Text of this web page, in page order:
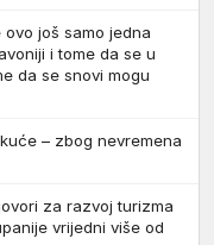
ovo još samo jedna
i tome da se u
da se snovi mogu
– zbog nevremena
za razvoj turizma
vrijedni više od